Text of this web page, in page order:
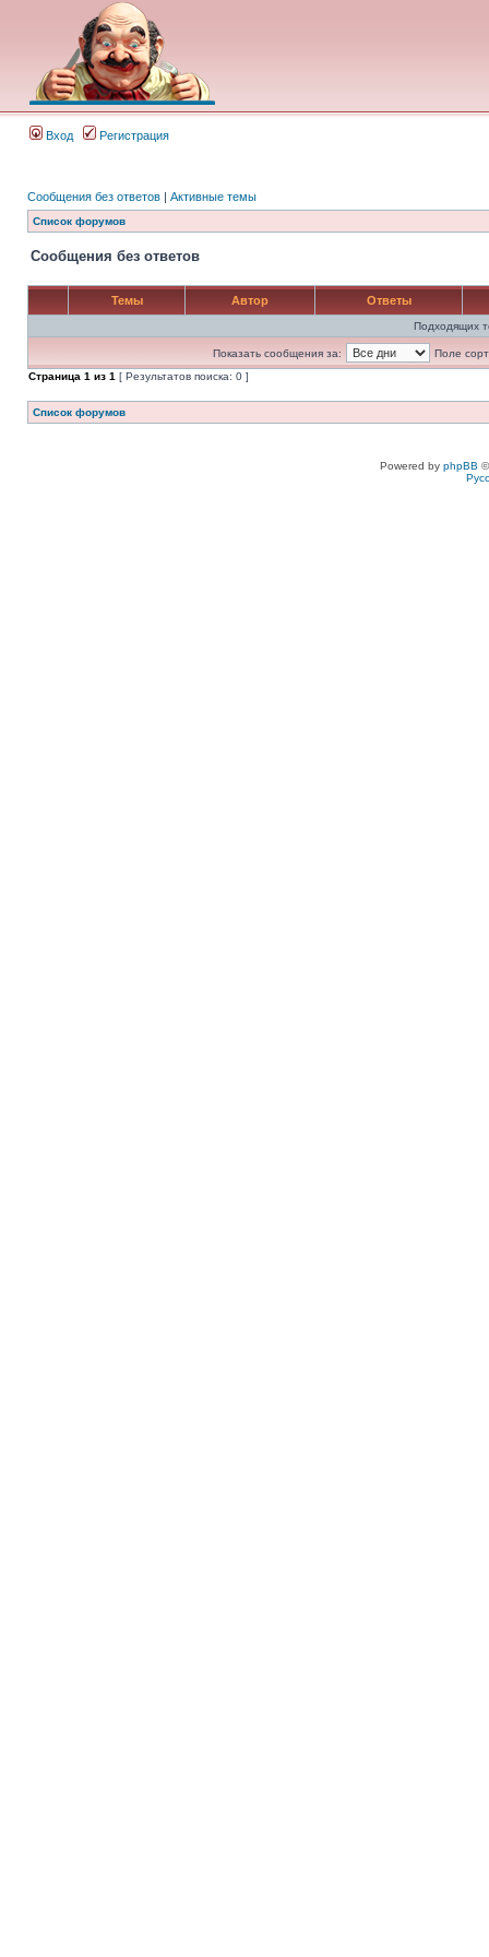
Вход Регистрация
Сообщения без ответов | Активные темы
Список форумов
Сообщения без ответов
Темы Автор Ответы
Подходящих
Показать сообщения за:
Поле
Страница 1 из 1 [ Результатов поиска: 0 ]
Список форумов
Powered by phpBB